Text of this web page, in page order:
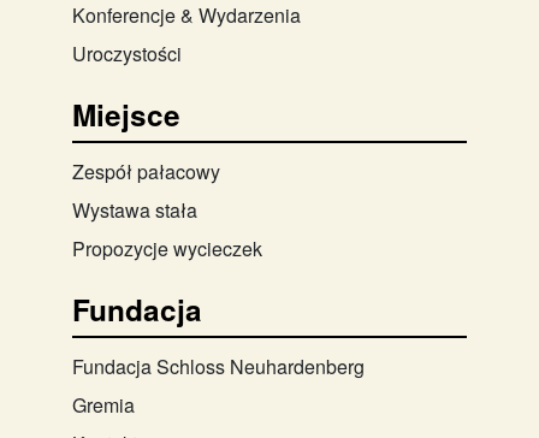
Konferencje & Wydarzenia
Uroczystości
Miejsce
Zespół pałacowy
Wystawa stała
Propozycje wycieczek
Fundacja
Fundacja Schloss Neuhardenberg
Gremia